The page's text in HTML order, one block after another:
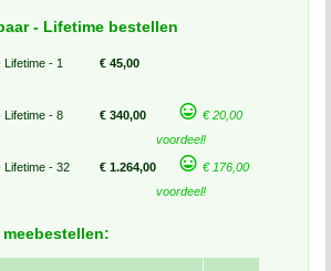
- Lifetime bestellen
- 1
€ 45,00
Lifetime - 8
€ 340,00
€ 20,00
voordeel!
Lifetime - 32
€ 1.264,00
€ 176,00
voordeel!